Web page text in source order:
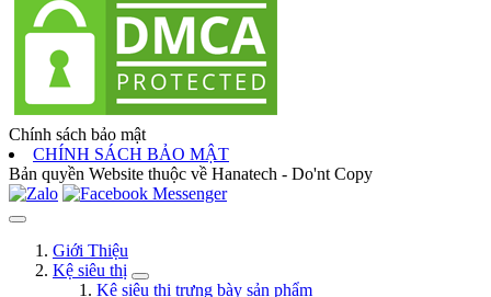
Chính sách bảo mật
CHÍNH SÁCH BẢO MẬT
Bản quyền Website thuộc về Hanatech - Do'nt Copy
Giới Thiệu
Kệ siêu thị
Kệ siêu thị trưng bày sản phẩm